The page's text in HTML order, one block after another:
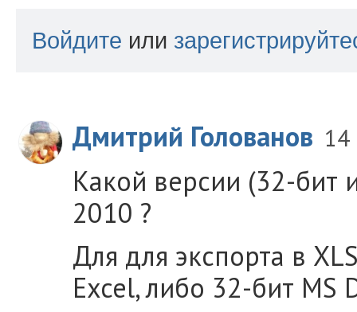
Войдите или
Дмитрий Голованов
Какой версии (32-бит
2010 ?
Для для экспорта в
Excel, либо 32-бит MS